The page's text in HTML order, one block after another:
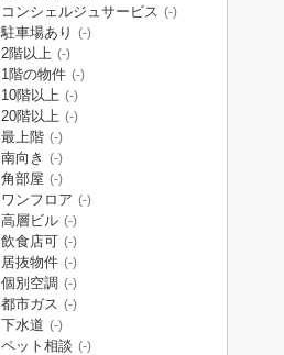
コンシェルジュサービス (-)
駐車場あり (-)
2階以上 (-)
1階の物件 (-)
10階以上 (-)
20階以上 (-)
最上階 (-)
南向き (-)
角部屋 (-)
ワンフロア (-)
高層ビル (-)
飲食店可 (-)
居抜物件 (-)
個別空調 (-)
都市ガス (-)
下水道 (-)
ペット相談 (-)